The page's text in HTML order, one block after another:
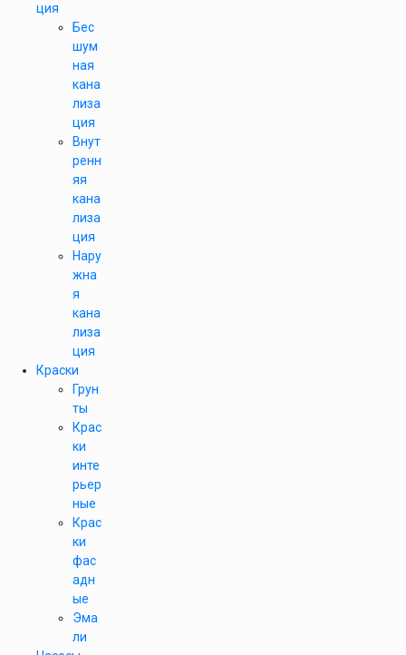
ция
Бес
шум
ная
кана
лиза
ция
Внут
ренн
яя
кана
лиза
ция
Нару
жна
я
кана
лиза
ция
Краски
Грун
ты
Крас
ки
инте
рьер
ные
Крас
ки
фас
адн
ые
Эма
ли